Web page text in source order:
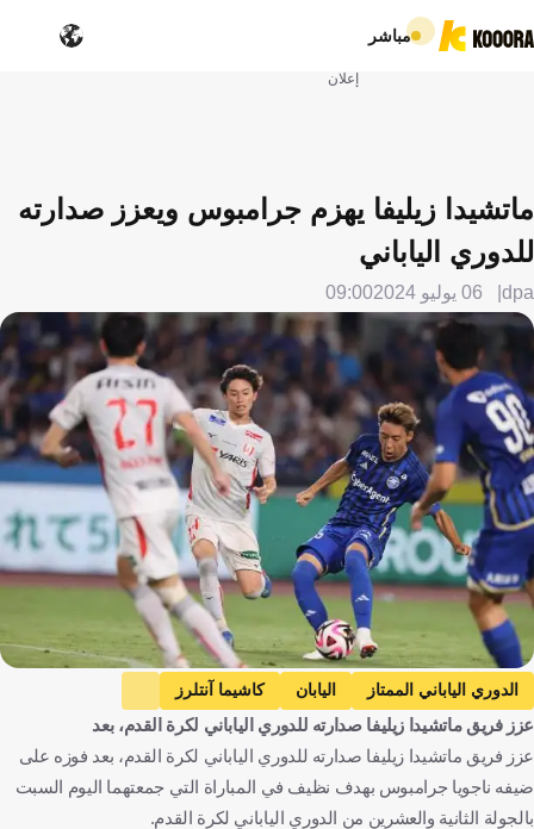
مباشر
إعلان
ماتشيدا زيليفا يهزم جرامبوس ويعزز صدارته
للدوري الياباني
dpa 06 يوليو 2024 09:00
الدوري الياباني الممتاز اليابان
كاشيما آنتلرز
جوبيلو إيواتا
آوراوا ريد دياموندز
سانفريسي هيروشيما
آلبيريكس نيجاتا
سيريزو أوساكا
نجويا جرامبوس آيت
فيسيل كوبي
عزز فريق ماتشيدا زيليفا صدارته للدوري الياباني لكرة القدم، بعد
عزز فريق ماتشيدا زيليفا صدارته للدوري الياباني لكرة القدم، بعد فوزه على
ضيفه ناجويا جرامبوس بهدف نظيف في المباراة التي جمعتهما اليوم السبت
بالجولة الثانية والعشرين من الدوري الياباني لكرة القدم.